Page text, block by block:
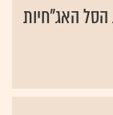
האג"חיות